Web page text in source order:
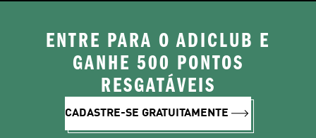
ENTRE PARA O ADICLUB E
GANHE 500 PONTOS
RESGATÁVEIS
CADASTRE-SE GRATUITAMENTE